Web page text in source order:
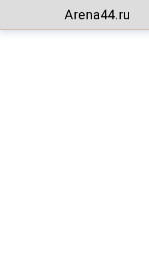
Arena44.ru